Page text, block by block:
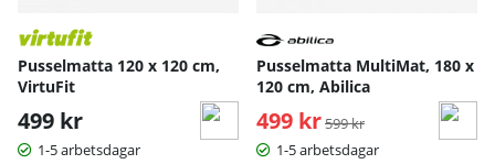
Pusselmatta 120 x 120 cm,
VirtuFit
499 kr
1-5 arbetsdagar
Pusselmatta MultiMat, 180 x
120 cm, Abilica
499 kr Ordinarie pris:
599 kr
1-5 arbetsdagar